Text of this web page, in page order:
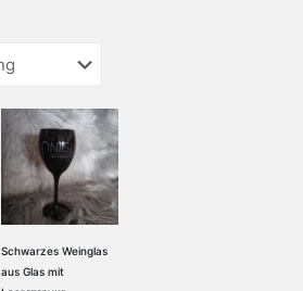
Schwarzes Weinglas
aus Glas mit